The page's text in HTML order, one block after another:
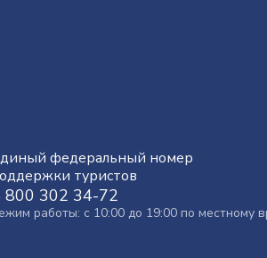
федеральный номер
туристов
800 302 34-72
работы: с 10:00 до 19:00 по местному